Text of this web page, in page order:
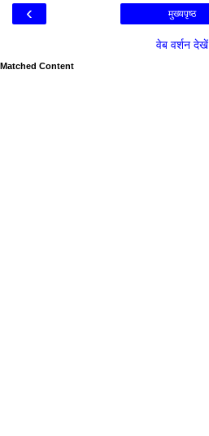
‹ मुख्यपृष्ठ
वेब वर्शन देखें
Matched Content